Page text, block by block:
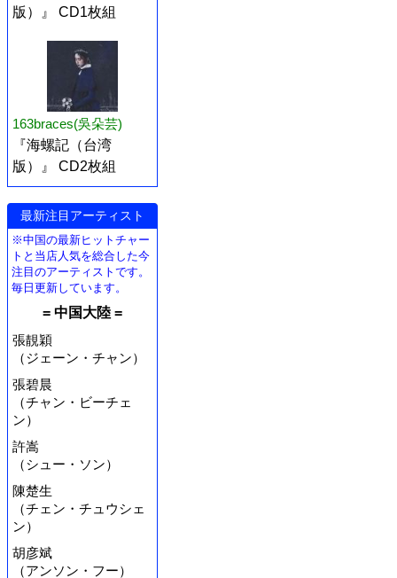
版）』 CD1枚組
163braces(吳朵芸)
『海螺記（台湾
版）』 CD2枚組
最新注目アーティスト
※中国の最新ヒットチャー
トと当店人気を総合した今
注目のアーティストです。
毎日更新しています。
= 中国大陸 =
張靚穎
（ジェーン・チャン）
張碧晨
（チャン・ビーチェ
ン）
許嵩
（シュー・ソン）
陳楚生
（チェン・チュウシェ
ン）
胡彦斌
（アンソン・フー）